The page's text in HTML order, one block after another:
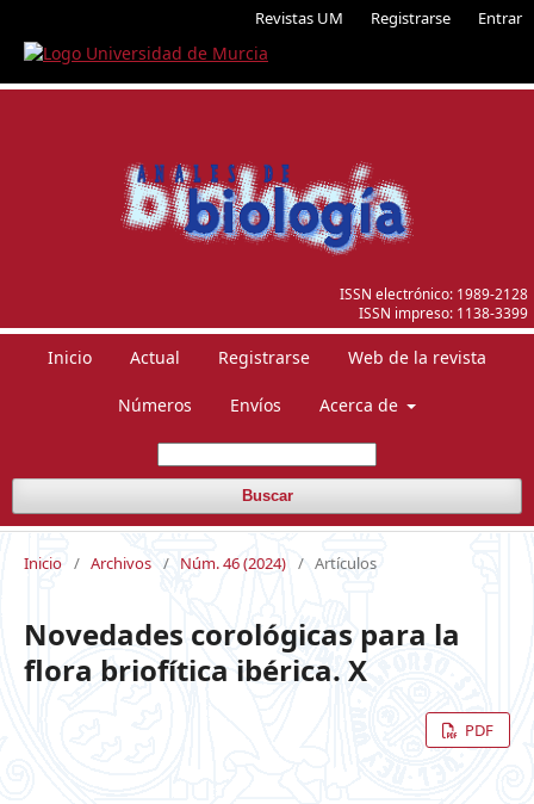
Revistas UM Registrarse Entrar
ISSN electrónico: 1989-2128
ISSN impreso: 1138-3399
Inicio Actual Registrarse Web de la revista
Números Envíos Acerca de
Buscar
Inicio / Archivos / Núm. 46 (2024) / Artículos
Novedades corológicas para la
flora briofítica ibérica. X
PDF